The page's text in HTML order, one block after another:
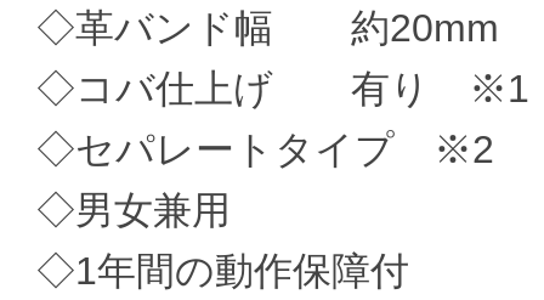
◇革バンド幅 約20mm
◇コバ仕上げ 有り ※1
◇セパレートタイプ ※2
◇男女兼用
◇1年間の動作保障付